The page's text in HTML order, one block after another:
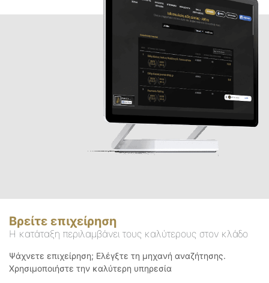
Βρείτε επιχείρηση
Η κατάταξη περιλαμβάνει τους καλύτερους στον κλάδο
Ψάχνετε επιχείρηση; Ελέγξτε τη μηχανή αναζήτησης.
Χρησιμοποιήστε την καλύτερη υπηρεσία